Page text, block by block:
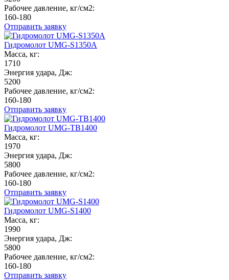
Рабочее давление, кг/см2:
160-180
Отправить заявку
Гидромолот UMG-S1350A
Масса, кг:
1710
Энергия удара, Дж:
5200
Рабочее давление, кг/см2:
160-180
Отправить заявку
Гидромолот UMG-TB1400
Масса, кг:
1970
Энергия удара, Дж:
5800
Рабочее давление, кг/см2:
160-180
Отправить заявку
Гидромолот UMG-S1400
Масса, кг:
1990
Энергия удара, Дж:
5800
Рабочее давление, кг/см2:
160-180
Отправить заявку